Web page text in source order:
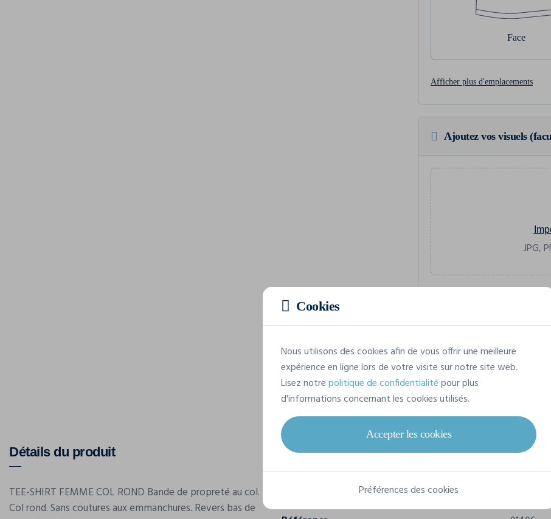
Face
Afficher plus d'emplacements
Ajoutez vos visuels
JPG,
Détails du produit
TEE-SHIRT FEMME COL ROND Bande de propreté au col.
Col rond. Sans coutures aux emmanchures. Revers bas de
Caractéristiques
Cookies
Nous utilisons des cookies afin de vous offrir une meilleure
expérience en ligne lors de votre visite sur notre site web.
Lisez notrepolitique de confidentialitépour plus
d'informations concernant les cookies utilisés.
Accepter les cookies
Préférences des cookies